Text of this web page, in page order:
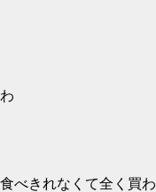
べきれなくて全く買わ